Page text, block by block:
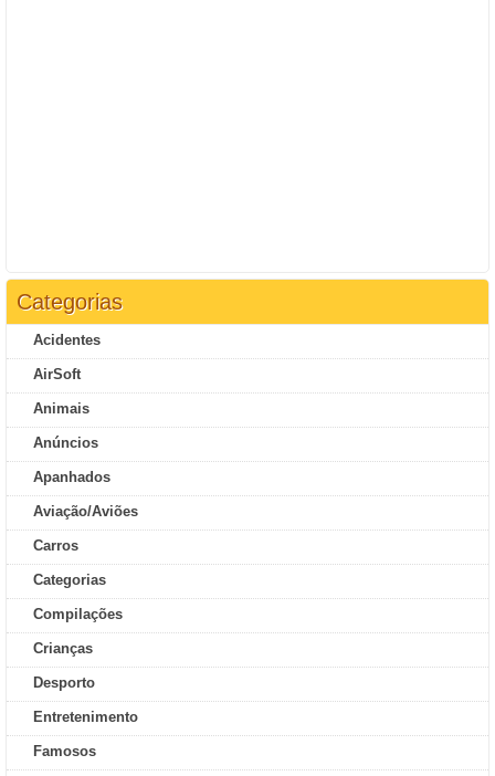
Categorias
Acidentes
AirSoft
Animais
Anúncios
Apanhados
Aviação/Aviões
Carros
Categorias
Compilações
Crianças
Desporto
Entretenimento
Famosos